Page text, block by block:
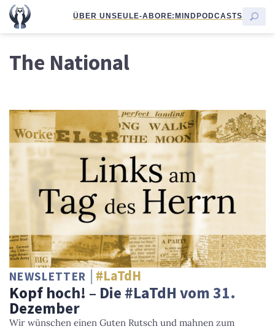
ÜBER UNSEULE-ABORE:MINDPODCASTS
The National
NEWSLETTER #LaTdH
Kopf hoch! – Die #LaTdH vom 31.
Dezember
Wir wünschen einen Guten Rutsch und mahnen zum